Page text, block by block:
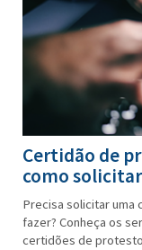
Certidão de
como solicitar
Precisa solicitar uma
fazer? Conheça os
certidões de